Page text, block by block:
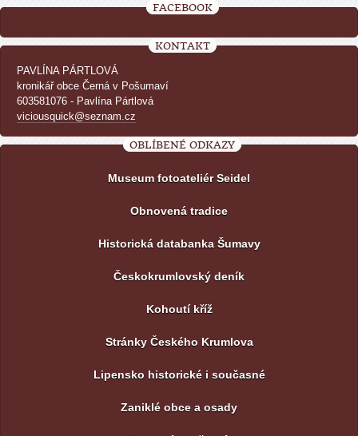
FACEBOOK
KONTAKT
PAVLÍNA PÁRTLOVÁ
kronikář obce Černá v Pošumaví
603581076 - Pavlína Pártlová
viciousquick@seznam.cz
OBLÍBENÉ ODKAZY
Museum fotoateliér Seidel
Obnovená tradice
Historická databanka Šumavy
Českokrumlovský deník
Kohoutí kříž
Stránky Českého Krumlova
Lipensko historické i současné
Zaniklé obce a osady